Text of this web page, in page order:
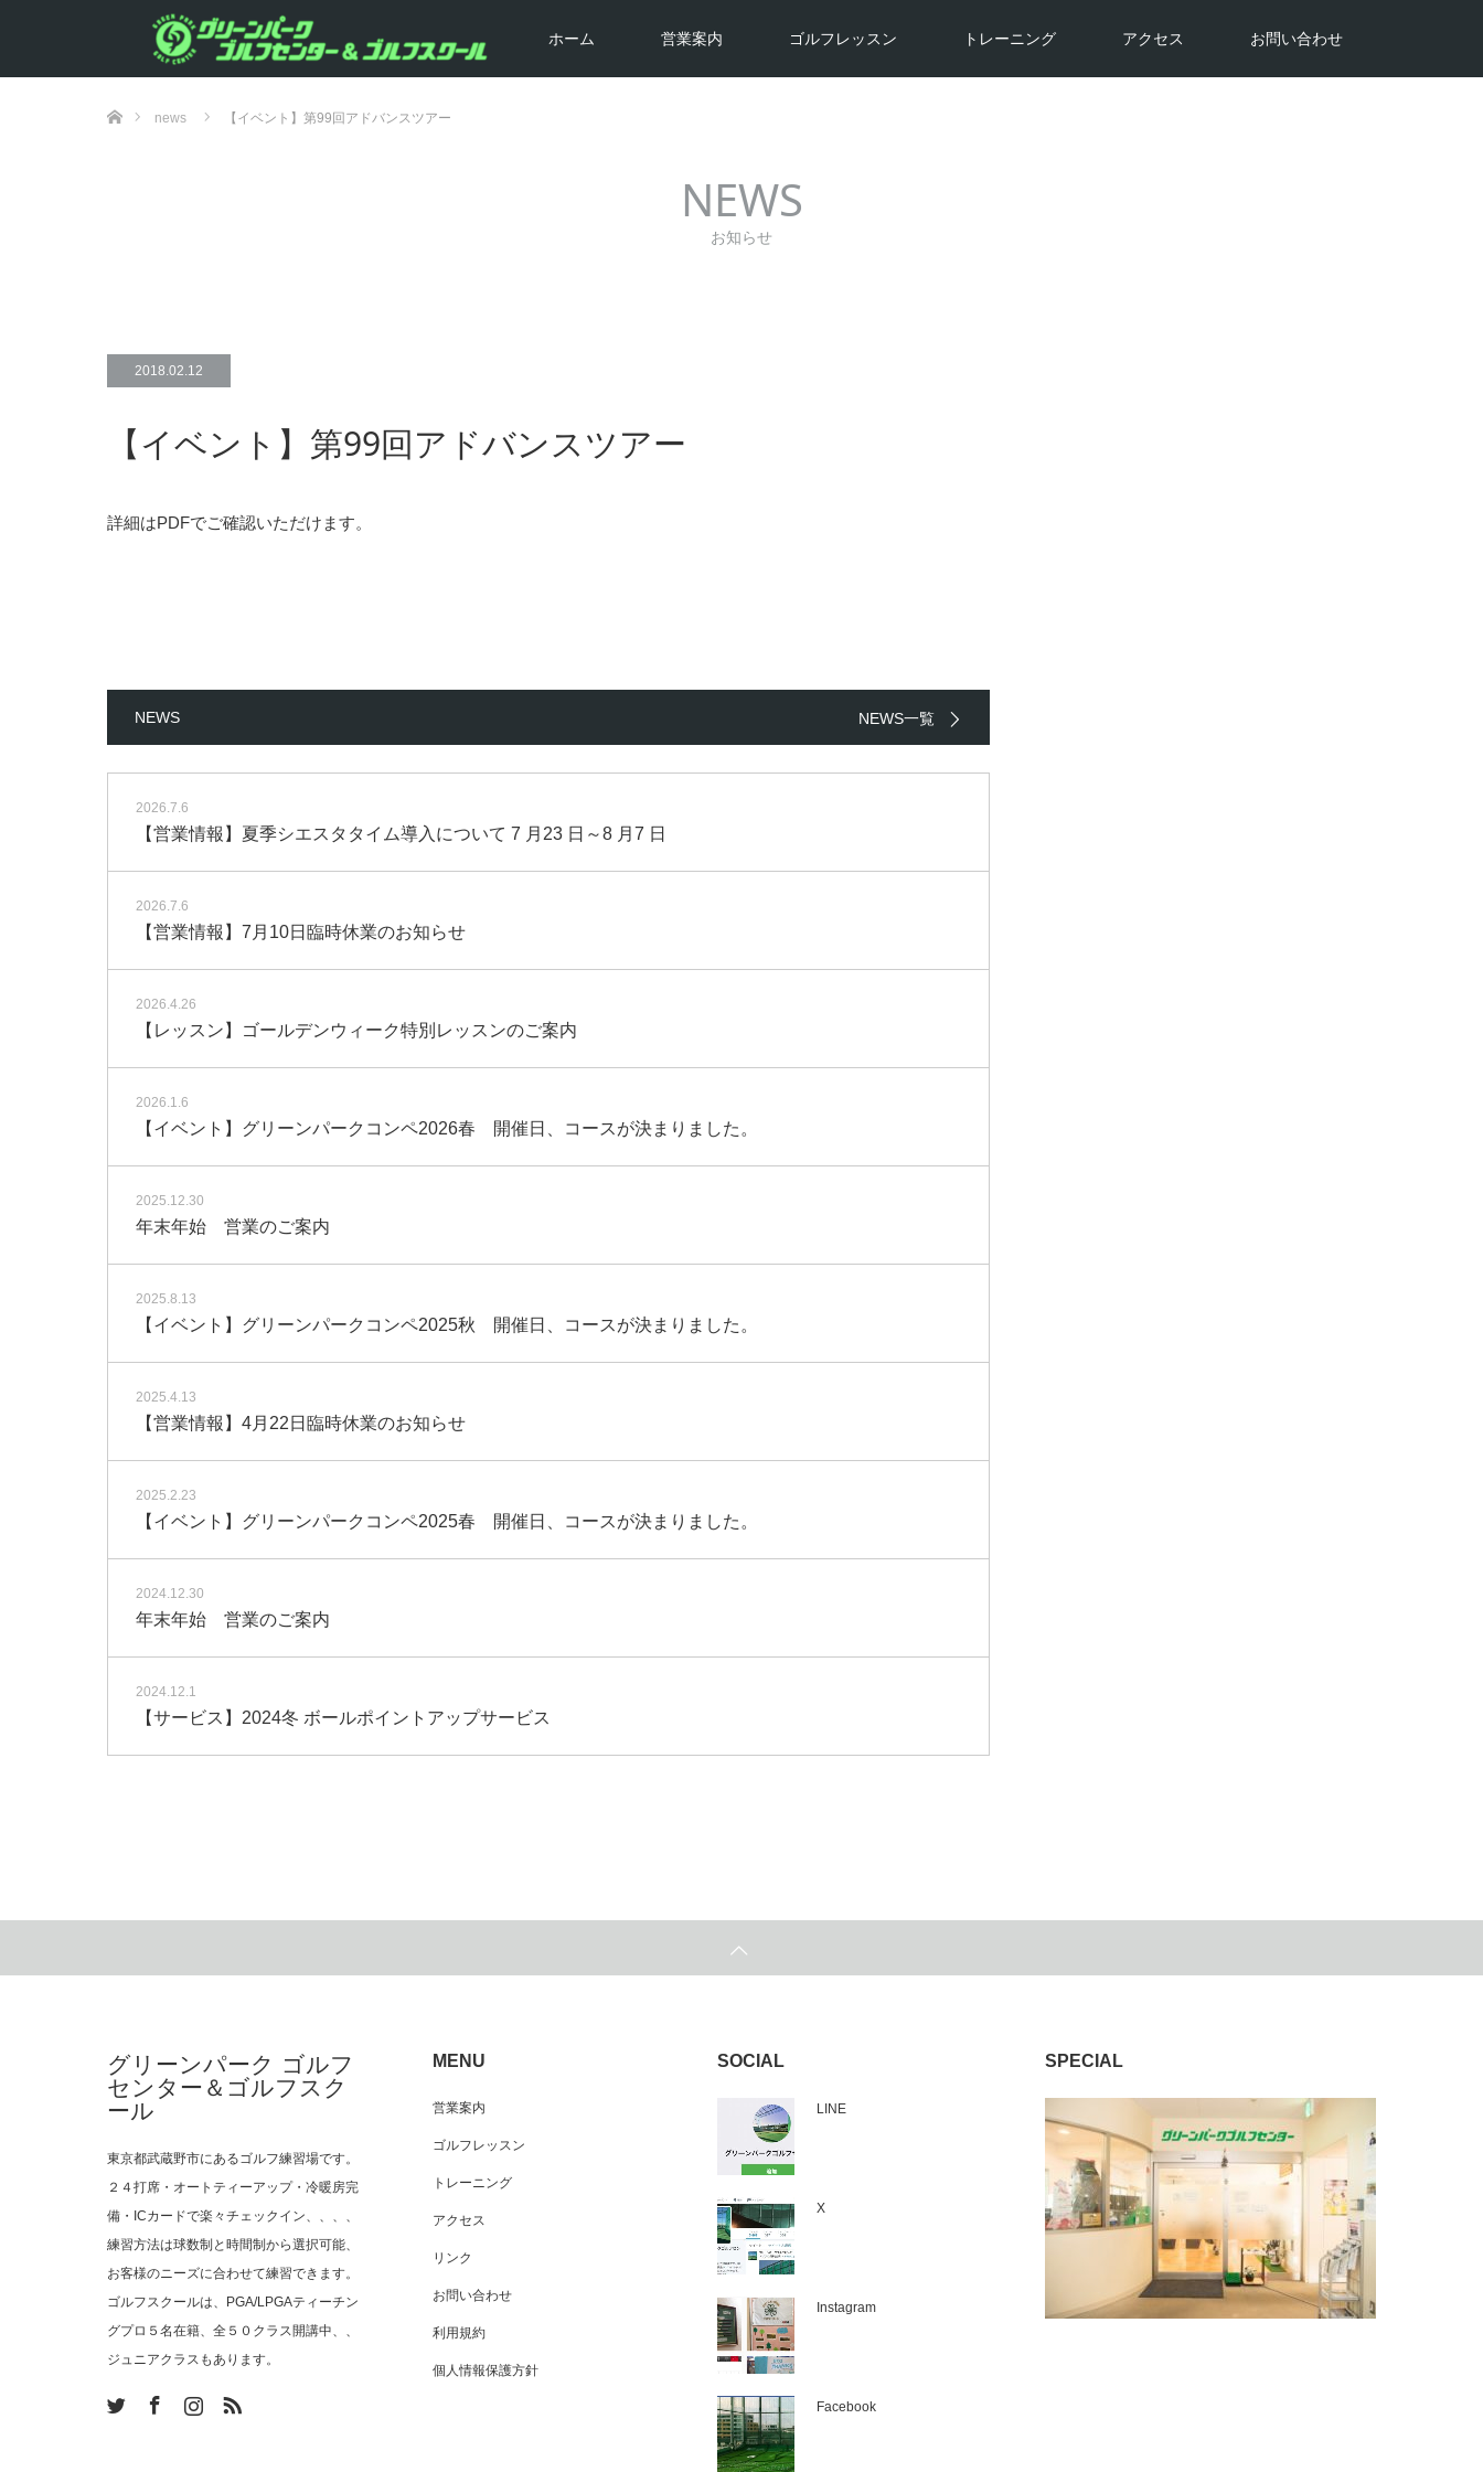
ホーム 営業案内 ゴルフレッスン トレーニング アクセス お問い合わせ
news 【イベント】第99回アドバンスツアー
NEWS
お知らせ
2018.02.12
【イベント】第99回アドバンスツアー
詳細はPDFでご確認いただけます。
NEWS NEWS一覧
2026.7.6
【営業情報】夏季シエスタタイム導入について 7 月23 日～8 月7 日
2026.7.6
【営業情報】7月10日臨時休業のお知らせ
2026.4.26
【レッスン】ゴールデンウィーク特別レッスンのご案内
2026.1.6
【イベント】グリーンパークコンペ2026春 開催日、コースが決まりました。
2025.12.30
年末年始 営業のご案内
2025.8.13
【イベント】グリーンパークコンペ2025秋 開催日、コースが決まりました。
2025.4.13
【営業情報】4月22日臨時休業のお知らせ
2025.2.23
【イベント】グリーンパークコンペ2025春 開催日、コースが決まりました。
2024.12.30
年末年始 営業のご案内
2024.12.1
【サービス】2024冬 ボールポイントアップサービス
MENU
営業案内
ゴルフレッスン
トレーニング
アクセス
リンク
お問い合わせ
利用規約
個人情報保護方針
SOCIAL
LINE
X
Instagram
Facebook
SPECIAL
グリーンパーク ゴルフ
センター＆ゴルフスク
ール
東京都武蔵野市にあるゴルフ練習場です。
２４打席・オートティーアップ・冷暖房完
備・ICカードで楽々チェックイン、、、、
練習方法は球数制と時間制から選択可能、
お客様のニーズに合わせて練習できます。
ゴルフスクールは、PGA/LPGAティーチン
グプロ５名在籍、全５０クラス開講中、、
ジュニアクラスもあります。